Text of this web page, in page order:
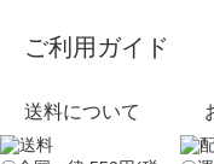
ご利用ガイド
送料について